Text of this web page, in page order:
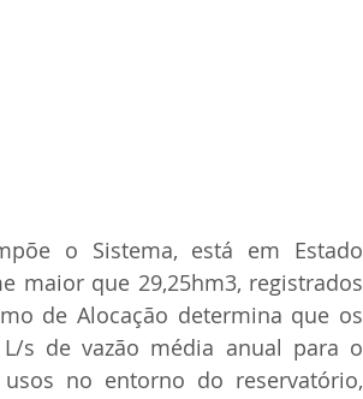
o Sistema, está em Estado
maior que 29,25hm3, registrados
de Alocação determina que os
s de vazão média anual para o
no entorno do reservatório,